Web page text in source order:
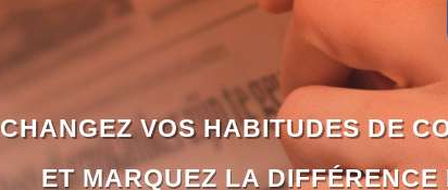
CHANGEZ VOS HABITUDES DE
ET MARQUEZ LA